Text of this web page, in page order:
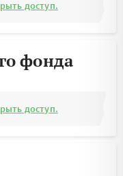
доступ.
фонда
доступ.